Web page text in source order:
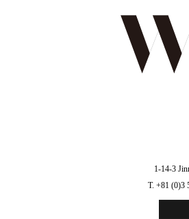
1-14-3
T. +81 (0)3